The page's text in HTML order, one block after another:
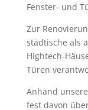
Fenster- und
Zur
städtische als
Hightech-
Türen
Anhand
fest davon